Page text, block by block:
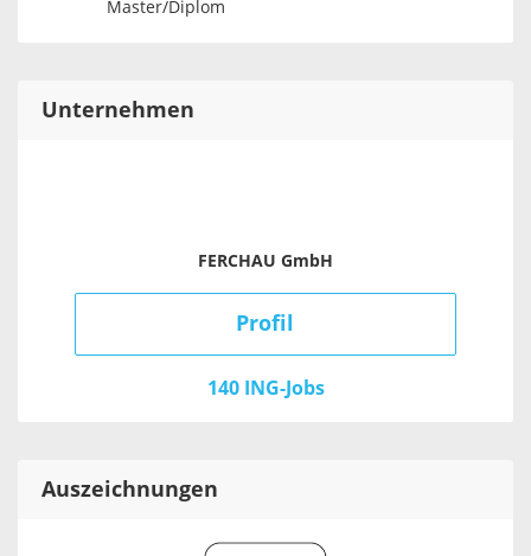
Master/Diplom
Unternehmen
FERCHAU GmbH
Profil
140 ING-Jobs
Auszeichnungen